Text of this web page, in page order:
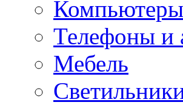
Компьютеры
Телефоны и
Мебель